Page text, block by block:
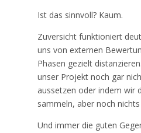
Ist das sinnvoll? Kaum.
Zuversicht funktioniert
uns von externen
Phasen gezielt
unser Projekt noch gar
aussetzen oder indem wir
sammeln, aber noch
Und immer die guten